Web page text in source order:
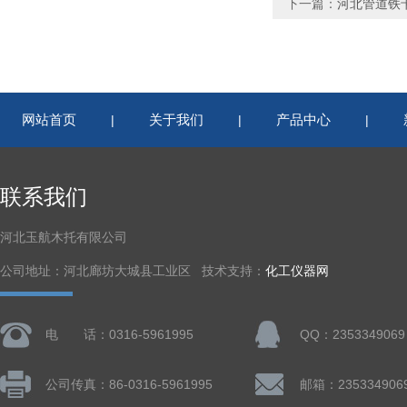
下一篇： 河北管道铁
网站首页 | 关于我们 | 产品中心 |
联系我们
河北玉航木托有限公司
公司地址：河北廊坊大城县工业区 技术支持： 化工仪器网
电 话：0316-5961995 QQ：2353349069
公司传真：86-0316-5961995 邮箱：